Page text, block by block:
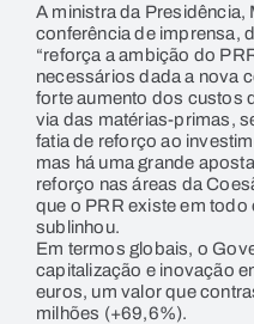
A ministra da Presidência,
conferência de imprensa,
“reforça a ambição do
necessários dada a nova
forte aumento dos custos
via das matérias-primas,
fatia de reforço ao
mas há uma grande
reforço nas áreas da
que o PRR existe em todo
sublinhou.
Em termos globais, o
capitalização e inovação
euros, um valor que
milhões (+69,6%).